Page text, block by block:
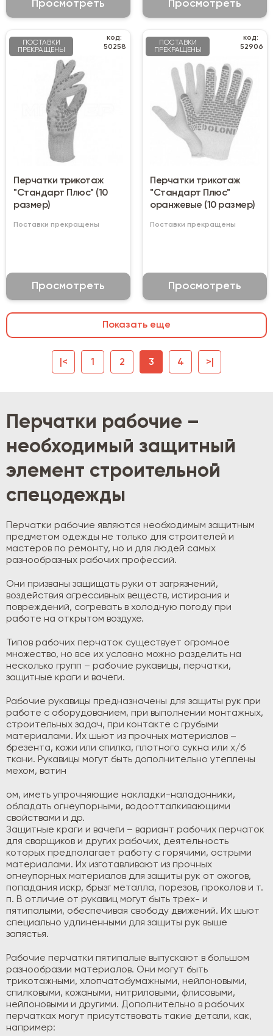
Просмотреть Просмотреть
ПОСТАВКИ
ПРЕКРАЩЕНЫ
код:
50258
Перчатки трикотаж
"Стандарт Плюс" (10
размер)
Поставки прекращены
Просмотреть
ПОСТАВКИ
ПРЕКРАЩЕНЫ
код:
52906
Перчатки трикотаж
"Стандарт Плюс"
оранжевые (10 размер)
Поставки прекращены
Просмотреть
Показать еще
|< 1 2 3 4 >|
Перчатки рабочие –
необходимый защитный
элемент строительной
спецодежды
Перчатки рабочие являются необходимым защитным
предметом одежды не только для строителей и
мастеров по ремонту, но и для людей самых
разнообразных рабочих профессий.
Они призваны защищать руки от загрязнений,
воздействия агрессивных веществ, истирания и
повреждений, согревать в холодную погоду при
работе на открытом воздухе.
Типов рабочих перчаток существует огромное
множество, но все их условно можно разделить на
несколько групп – рабочие рукавицы, перчатки,
защитные краги и вачеги.
Рабочие рукавицы предназначены для защиты рук при
работе с оборудованием, при выполнении монтажных,
строительных задач, при контакте с грубыми
материалами. Их шьют из прочных материалов –
брезента, кожи или спилка, плотного сукна или х/б
ткани. Рукавицы могут быть дополнительно утеплены
мехом, ватин
ом, иметь упрочняющие накладки-наладонники,
обладать огнеупорными, водоотталкивающими
свойствами и др.
Защитные краги и вачеги – вариант рабочих перчаток
для сварщиков и других рабочих, деятельность
которых предполагает работу с горячими, острыми
материалами. Их изготавливают из прочных
огнеупорных материалов для защиты рук от ожогов,
попадания искр, брызг металла, порезов, проколов и т.
п. В отличие от рукавиц могут быть трех- и
пятипалыми, обеспечивая свободу движений. Их шьют
специально удлиненными для защиты рук выше
запястья.
Рабочие перчатки пятипалые выпускают в большом
разнообразии материалов. Они могут быть
трикотажными, хлопчатобумажными, нейлоновыми,
спилковыми, кожаными, нитриловыми, флисовыми,
нейлоновыми и другими. Дополнительно в рабочих
перчатках могут присутствовать такие детали, как,
например: